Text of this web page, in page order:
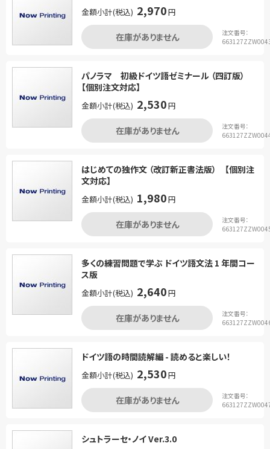
金額小計(税込) 2,970円
在庫がありません
注文番号：
パノラマ 初級ドイツ語ゼミナール （四訂版）
【個別注文対応】
金額小計(税込) 2,530円
在庫がありません
注文番号：
はじめての独作文 （改訂新正書法版） 【個別注
文対応】
金額小計(税込) 1,980円
在庫がありません
注文番号：
多くの練習問題で学ぶ ドイツ語文法 1 年間コー
ス版
金額小計(税込) 2,640円
在庫がありません
注文番号：
ドイツ語の時間読解編 - 読めると楽しい！
金額小計(税込) 2,530円
在庫がありません
注文番号：
シュトラーセ・ノイ Ver.3.0